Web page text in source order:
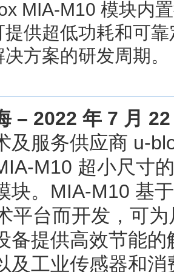
MIA-M10 模块内
提供超低功耗和可
方案的研发周期。
– 2022 年 7 月
及服务供应商 u-
M10 超小尺寸
块。MIA-M10 基
平台而开发，可
备提供高效节能
及工业传感器和消